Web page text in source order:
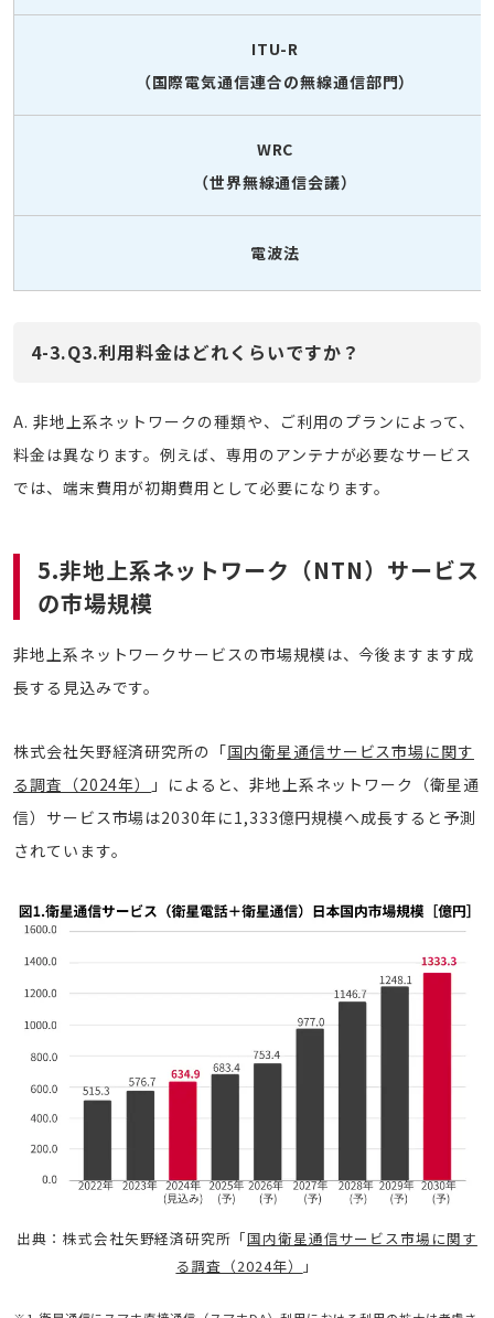
ITU-R
（国際電気通信連合の無線通信部門）
WRC
（世界無線通信会議）
電波法
4-3.Q3.利用料金はどれくらいですか？
A. 非地上系ネットワークの種類や、ご利用のプランによって、
料金は異なります。例えば、専用のアンテナが必要なサービス
では、端末費用が初期費用として必要になります。
5.非地上系ネットワーク（NTN）サービス
の市場規模
非地上系ネットワークサービスの市場規模は、今後ますます成
長する見込みです。
株式会社矢野経済研究所の「国内衛星通信サービス市場に関す
る調査（2024年）
」によると、非地上系ネットワーク（衛星通
信）サービス市場は2030年に1,333億円規模へ成長すると予測
されています。
出典：株式会社矢野経済研究所「国内衛星通信サービス市場に関す
る調査（2024年）
」